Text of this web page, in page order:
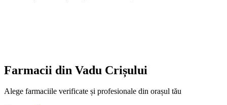
Farmacii din Vadu Crișului
Alege farmaciile verificate și profesionale din orașul tău